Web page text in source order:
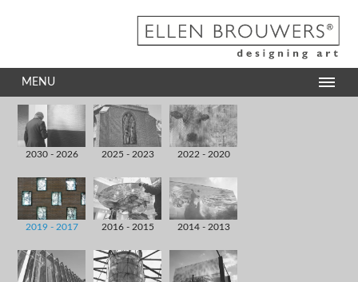
MENU
2030 - 2026 2025 - 2023 2022 - 2020
2019 - 2017 2016 - 2015 2014 - 2013